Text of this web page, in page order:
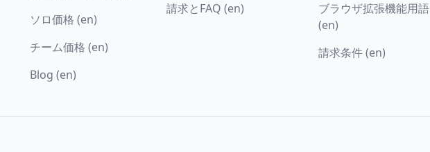
ソロ価格 (en)
チーム価格 (en)
Blog (en)
請求とFAQ (en)
ブラウザ拡張機能用語
(en)
請求条件 (en)